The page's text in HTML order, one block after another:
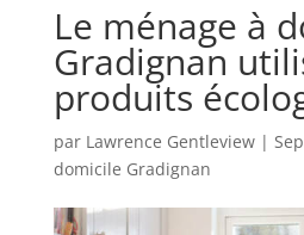
Le ménage à
Gradignan
produits
par Lawrence Gentleview|
domicile Gradignan